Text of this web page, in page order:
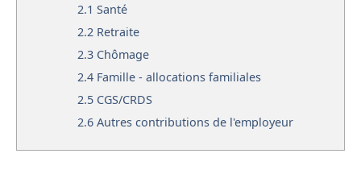
2.1 Santé
2.2 Retraite
2.3 Chômage
2.4 Famille - allocations familiales
2.5 CGS/CRDS
2.6 Autres contributions de l'employeur